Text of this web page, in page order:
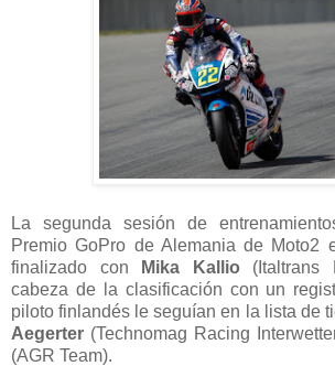
La segunda sesión de
Premio GoPro de Alemania de Moto2
finalizado con
Mika Kallio (Italtrans
cabeza de la clasificación con un
piloto finlandés le seguían en la lista de
Aegerter (Technomag Racing
(AGR Team).